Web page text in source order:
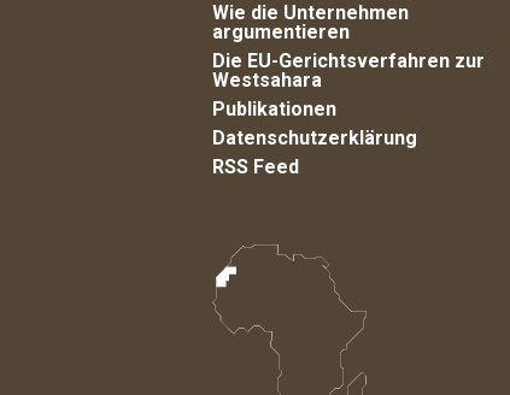
Wie die Unternehmen
argumentieren
Die EU-Gerichtsverfahren zur
Westsahara
Publikationen
Datenschutzerklärung
RSS Feed